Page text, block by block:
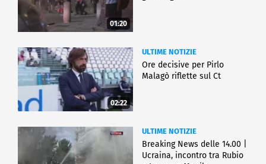
01:20
02:22
ULTIME NOTIZIE
Ore decisive per Pirlo
Malagò riflette sul Ct
ULTIME NOTIZIE
Breaking News delle 14.00 |
Ucraina, incontro tra Rubio